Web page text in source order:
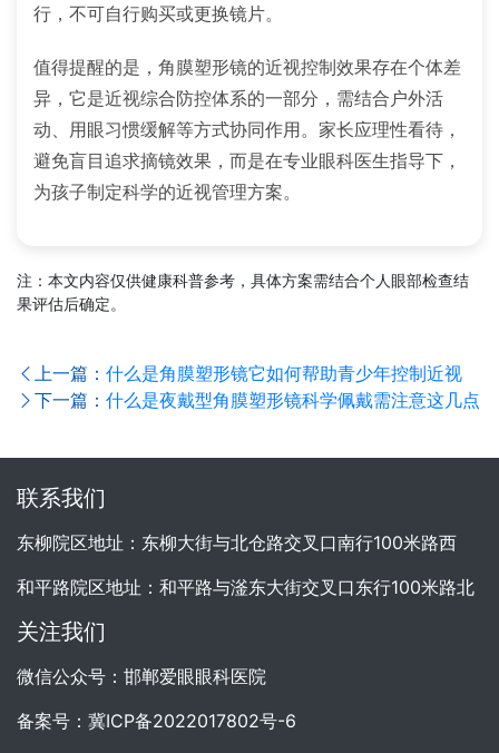
行，不可自行购买或更换镜片。
值得提醒的是，角膜塑形镜的近视控制效果存在个体差
异，它是近视综合防控体系的一部分，需结合户外活
动、用眼习惯缓解等方式协同作用。家长应理性看待，
避免盲目追求摘镜效果，而是在专业眼科医生指导下，
为孩子制定科学的近视管理方案。
注：本文内容仅供健康科普参考，具体方案需结合个人眼部检查结
果评估后确定。
上一篇： 什么是角膜塑形镜它如何帮助青少年控制近视
下一篇： 什么是夜戴型角膜塑形镜科学佩戴需注意这几点
联系我们
东柳院区地址：东柳大街与北仓路交叉口南行100米路西
和平路院区地址：和平路与滏东大街交叉口东行100米路北
关注我们
微信公众号：邯郸爱眼眼科医院
备案号： 冀ICP备2022017802号-6